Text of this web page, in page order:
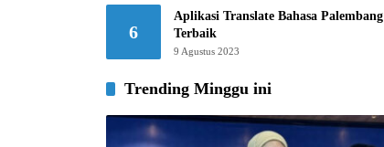
6
Aplikasi Translate Bahasa Palembang
Terbaik
9 Agustus 2023
Trending Minggu ini